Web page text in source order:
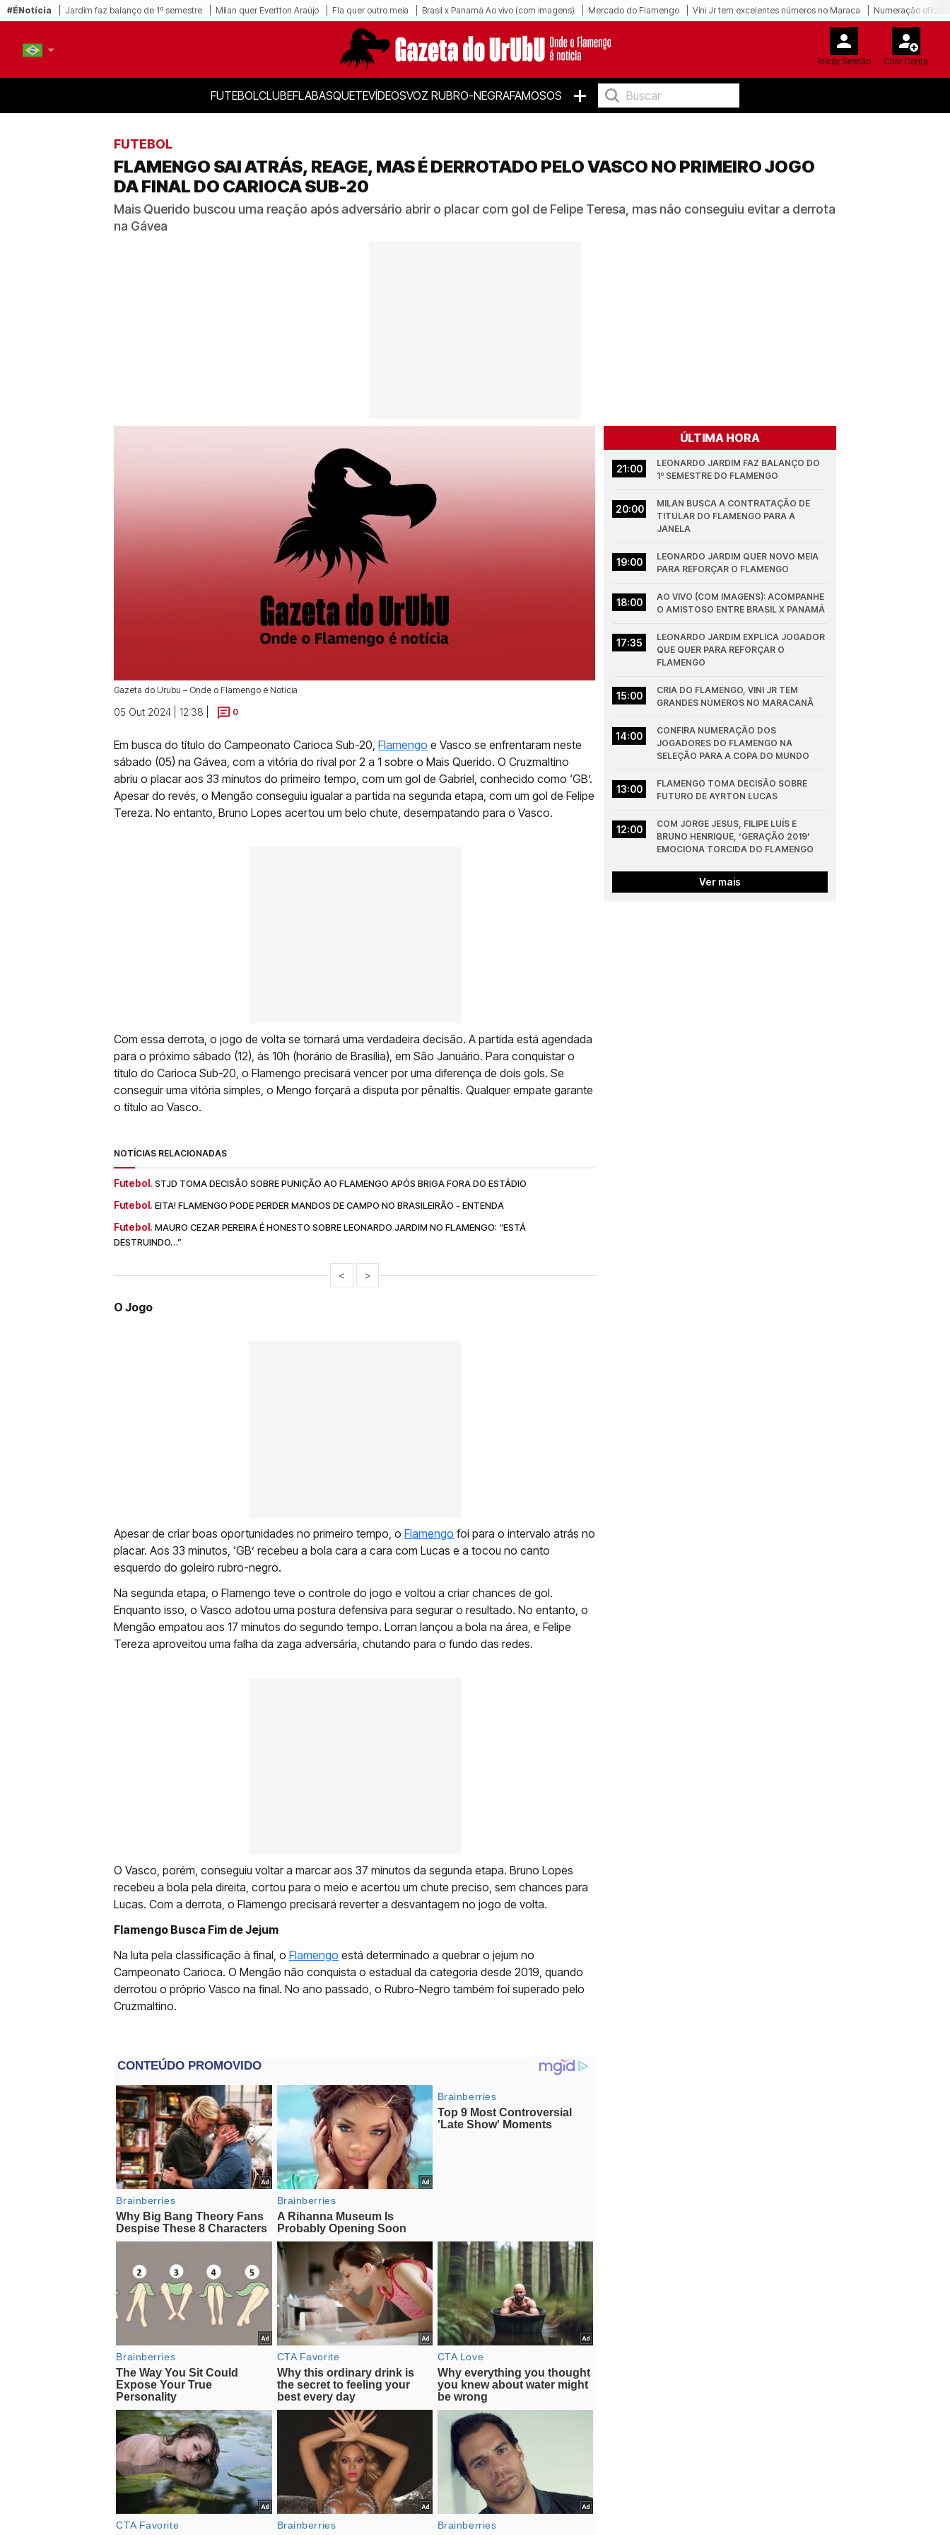
#ÉNotícia Jardim faz balanço de 1º semestre Milan quer Evertton Araújo Fla quer outro meia Brasil x Panamá Ao vivo (com imagens) Mercado do Flamengo Vini Jr tem excelentes números no Maraca Numeração oficial
Iniciar Sessão Criar Conta
FUTEBOLCLUBEFLABASQUETEVÍDEOSVOZ RUBRO-NEGRAFAMOSOS +
FUTEBOL
FLAMENGO SAI ATRÁS, REAGE, MAS É DERROTADO PELO VASCO NO PRIMEIRO JOGO
DA FINAL DO CARIOCA SUB-20
Mais Querido buscou uma reação após adversário abrir o placar com gol de Felipe Teresa, mas não conseguiu evitar a derrota
na Gávea
Gazeta do Urubu – Onde o Flamengo é Notícia
05 Out 2024 | 12:38 | 0
Em busca do título do Campeonato Carioca Sub-20, Flamengo e Vasco se enfrentaram neste
sábado (05) na Gávea, com a vitória do rival por 2 a 1 sobre o Mais Querido. O Cruzmaltino
abriu o placar aos 33 minutos do primeiro tempo, com um gol de Gabriel, conhecido como ‘GB’.
Apesar do revés, o Mengão conseguiu igualar a partida na segunda etapa, com um gol de Felipe
Tereza. No entanto, Bruno Lopes acertou um belo chute, desempatando para o Vasco.
Com essa derrota, o jogo de volta se tornará uma verdadeira decisão. A partida está agendada
para o próximo sábado (12), às 10h (horário de Brasília), em São Januário. Para conquistar o
título do Carioca Sub-20, o Flamengo precisará vencer por uma diferença de dois gols. Se
conseguir uma vitória simples, o Mengo forçará a disputa por pênaltis. Qualquer empate garante
o título ao Vasco.
NOTÍCIAS RELACIONADAS
Futebol. STJD TOMA DECISÃO SOBRE PUNIÇÃO AO FLAMENGO APÓS BRIGA FORA DO ESTÁDIO
Futebol. EITA! FLAMENGO PODE PERDER MANDOS DE CAMPO NO BRASILEIRÃO - ENTENDA
Futebol. MAURO CEZAR PEREIRA É HONESTO SOBRE LEONARDO JARDIM NO FLAMENGO: “ESTÁ
DESTRUINDO…”
< >
O Jogo
Apesar de criar boas oportunidades no primeiro tempo, o Flamengo foi para o intervalo atrás no
placar. Aos 33 minutos, ‘GB’ recebeu a bola cara a cara com Lucas e a tocou no canto
esquerdo do goleiro rubro-negro.
Na segunda etapa, o Flamengo teve o controle do jogo e voltou a criar chances de gol.
Enquanto isso, o Vasco adotou uma postura defensiva para segurar o resultado. No entanto, o
Mengão empatou aos 17 minutos do segundo tempo. Lorran lançou a bola na área, e Felipe
Tereza aproveitou uma falha da zaga adversária, chutando para o fundo das redes.
O Vasco, porém, conseguiu voltar a marcar aos 37 minutos da segunda etapa. Bruno Lopes
recebeu a bola pela direita, cortou para o meio e acertou um chute preciso, sem chances para
Lucas. Com a derrota, o Flamengo precisará reverter a desvantagem no jogo de volta.
Flamengo Busca Fim de Jejum
Na luta pela classificação à final, o Flamengo está determinado a quebrar o jejum no
Campeonato Carioca. O Mengão não conquista o estadual da categoria desde 2019, quando
derrotou o próprio Vasco na final. No ano passado, o Rubro-Negro também foi superado pelo
Cruzmaltino.
ÚLTIMA HORA
21:00
LEONARDO JARDIM FAZ BALANÇO DO
1º SEMESTRE DO FLAMENGO
20:00
MILAN BUSCA A CONTRATAÇÃO DE
TITULAR DO FLAMENGO PARA A
JANELA
19:00
LEONARDO JARDIM QUER NOVO MEIA
PARA REFORÇAR O FLAMENGO
18:00
AO VIVO (COM IMAGENS): ACOMPANHE
O AMISTOSO ENTRE BRASIL X PANAMÁ
17:35
LEONARDO JARDIM EXPLICA JOGADOR
QUE QUER PARA REFORÇAR O
FLAMENGO
15:00
CRIA DO FLAMENGO, VINI JR TEM
GRANDES NÚMEROS NO MARACANÃ
14:00
CONFIRA NUMERAÇÃO DOS
JOGADORES DO FLAMENGO NA
SELEÇÃO PARA A COPA DO MUNDO
13:00
FLAMENGO TOMA DECISÃO SOBRE
FUTURO DE AYRTON LUCAS
12:00
COM JORGE JESUS, FILIPE LUÍS E
BRUNO HENRIQUE, ‘GERAÇÃO 2019’
EMOCIONA TORCIDA DO FLAMENGO
Ver mais